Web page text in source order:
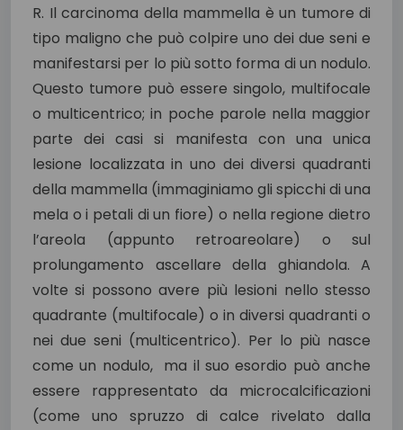
R. Il carcinoma della mammella è un tumore di
tipo maligno che può colpire uno dei due seni e
manifestarsi per lo più sotto forma di un nodulo.
Questo tumore può essere singolo, multifocale
o multicentrico; in poche parole nella maggior
parte dei casi si manifesta con una unica
lesione localizzata in uno dei diversi quadranti
della mammella (immaginiamo gli spicchi di una
mela o i petali di un fiore) o nella regione dietro
l’areola (appunto retroareolare) o sul
prolungamento ascellare della ghiandola. A
volte si possono avere più lesioni nello stesso
quadrante (multifocale) o in diversi quadranti o
nei due seni (multicentrico). Per lo più nasce
come un nodulo, ma il suo esordio può anche
essere rappresentato da microcalcificazioni
(come uno spruzzo di calce rivelato dalla